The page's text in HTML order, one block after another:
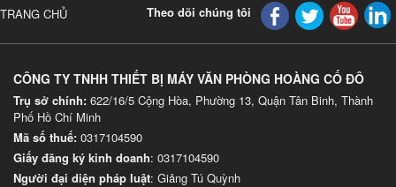
TRANG CHỦ Theo dõi chúng tôi
CÔNG TY TNHH THIẾT BỊ MÁY VĂN PHÒNG HOÀNG CỐ ĐÔ
Trụ sở chính: 622/16/5 Cộng Hòa, Phường 13, Quận Tân Binh, Thành
Phố Hồ Chí Minh
Mã số thuế: 0317104590
Giấy đăng ký kinh doanh: 0317104590
Người đại diện pháp luật: Giảng Tú Quỳnh